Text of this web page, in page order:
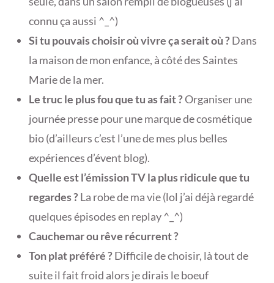
connu ça aussi ^_^)
Si tu pouvais choisir où vivre ça serait où ?Dans
la maison de mon enfance, à côté des Saintes
Marie de la mer.
Le truc le plus fou que tu as fait ?Organiser une
journée presse pour une marque de cosmétique
bio (d’ailleurs c’est l’une de mes plus belles
expériences d’évent blog).
Quelle est l’émission TV la plus ridicule que tu
regardes ?La robe de ma vie (lol j’ai déjà regardé
quelques épisodes en replay ^_^)
Cauchemar ou rêve récurrent ?
Ton plat préféré ?Difficile de choisir, là tout de
suite il fait froid alors je dirais le boeuf